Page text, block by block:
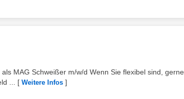
MAG Schweißer m/w/d Wenn Sie flexibel sind, gerne
...
[ Weitere Infos ]